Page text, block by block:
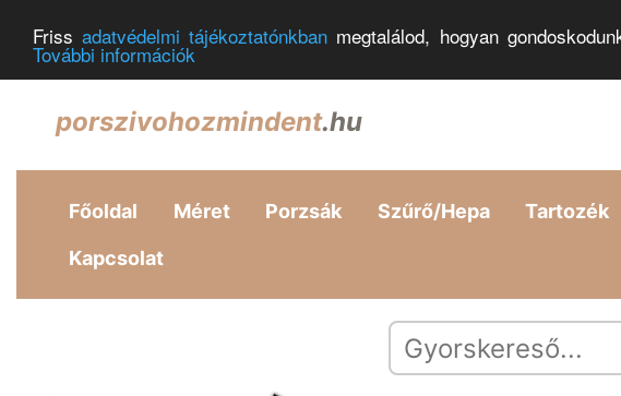
Frissadatvédelmi tájékoztatónkban megtalálod, hogyan
További információk
porszivohozmindent.hu
Főoldal Méret Porzsák Szűrő/Hepa Tartozék
Kapcsolat